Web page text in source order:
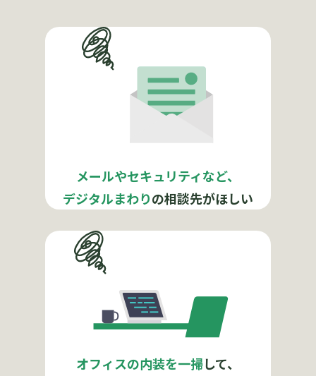
メールやセキュリティなど、
デジタルまわりの相談先がほしい
オフィスの内装を一掃して、